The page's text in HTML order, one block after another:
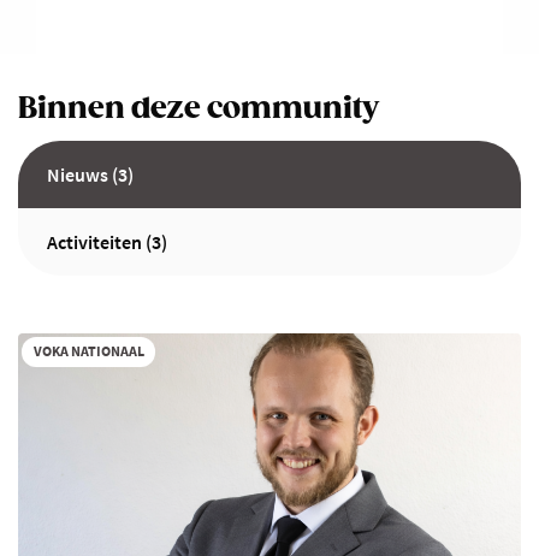
Binnen deze community
Nieuws (3)
Activiteiten (3)
VOKA NATIONAAL